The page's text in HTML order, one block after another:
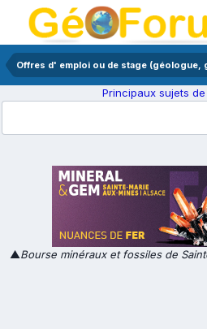
Principaux sujets
▲Bourse minéraux et fossiles de